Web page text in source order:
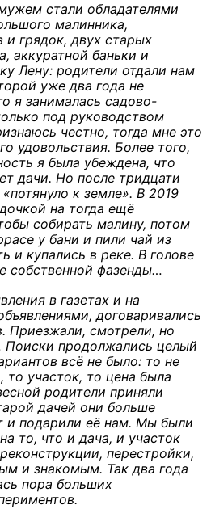
стали обладателями
малинника,
и грядок, двух старых
аккуратной баньки и
Лену: родители отдали нам
уже два года не
я занималась садово-
под руководством
честно, тогда мне это
удовольствия. Более того,
я была убеждена, что
дачи. Но после тридцати
к земле». В 2019
на тогда ещё
собирать малину, потом
у бани и пили чай из
и купались в реке. В голове
собственной фазенды…
в газетах и на
договаривались
Приезжали, смотрели, но
Поиски продолжались целый
всё не было: то не
то участок, то цена была
родители приняли
дачей они больше
и подарили её нам. Мы были
то, что и дача, и участок
перестройки,
и знакомым. Так два года
пора больших